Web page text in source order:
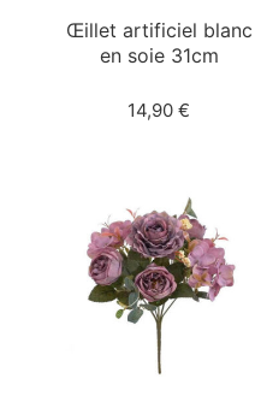
Œillet artificiel blanc
en soie 31cm
14,90 €